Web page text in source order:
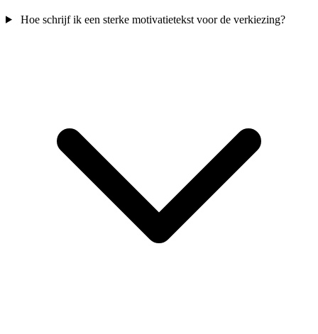
Hoe schrijf ik een sterke motivatietekst voor de verkiezing?